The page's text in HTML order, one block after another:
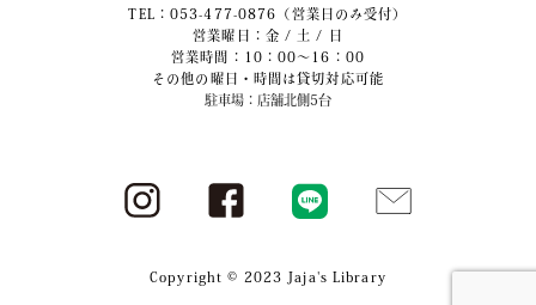
​TEL：053-477-0876（営業日のみ受付）
営業曜日：金 / 土 / 日
営業時間：10：00～16：00
その他の曜日・時間は貸切対応可能
駐車場：店舗北側5台
Copyright © 2023 Jaja's Library